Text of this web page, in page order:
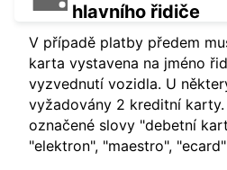
hlavního řidiče
V případě platby předem
karta vystavena na jméno
vyzvednutí vozidla. U
vyžadovány 2 kreditní
označené slovy "debetní
"elektron", "maestro",